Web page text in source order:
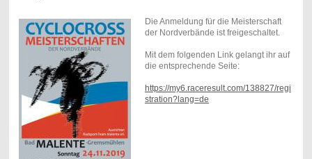
Die Anmeldung für die Meisterschaft
der Nordverbände ist freigeschaltet.
Mit dem folgenden Link gelangt ihr auf
die entsprechende Seite:
https://my6.raceresult.com/138827/regi
stration?lang=de